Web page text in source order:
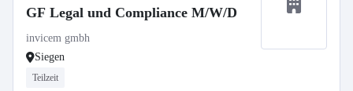
GF Legal und Compliance M/W/D
invicem gmbh
Siegen
Teilzeit